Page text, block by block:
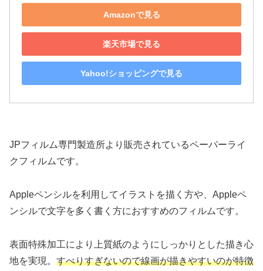
Amazonで見る
楽天市場で見る
Yahoo!ショッピングで見る
JPフィルム専門製造所より販売されているペーパーライ
クフィルムです。
Appleペンシルを利用してイラストを描く方や、Appleペ
ンシルで文字を多く書く方におすすめのフィルムです。
表面特殊加工により上質紙のようにしっかりとした描き心
地を実現。 すべりすぎないので線画が描きやすいのが特徴